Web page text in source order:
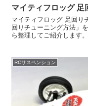
マイティフロッグ 足
マイティフロッグ 足回り
回りチューニング方法」
ら整理してご紹介します
クションダンパー）
RCサスペンション